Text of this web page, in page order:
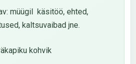
müügil käsitöö, ehted,
kaltsuvaibad jne.
kohvik